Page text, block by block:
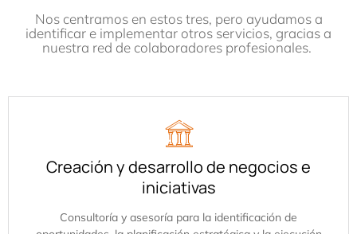
Nos centramos en estos tres, pero ayudamos a
identificar e implementar otros servicios, gracias a
nuestra red de colaboradores profesionales.
Creación y desarrollo de negocios e
iniciativas
Consultoría y asesoría para la identificación de